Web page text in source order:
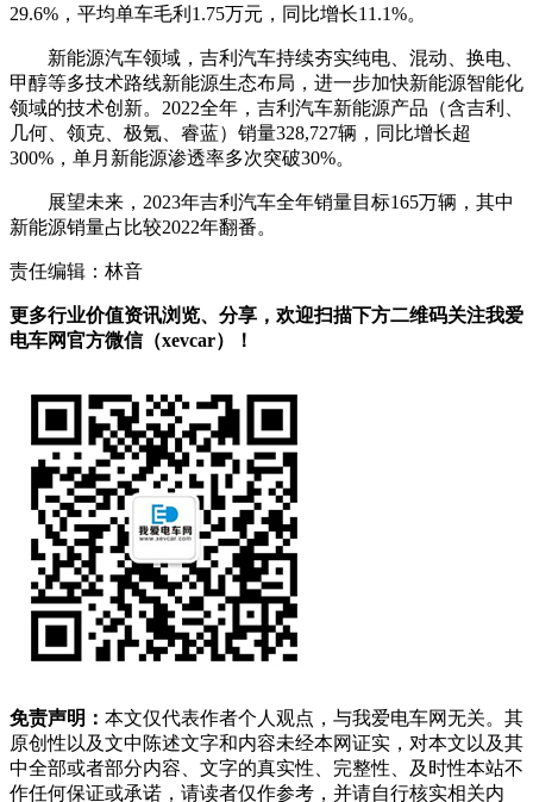
29.6%，平均单车毛利1.75万元，同比增长11.1%。
新能源汽车领域，吉利汽车持续夯实纯电、混动、换电、
甲醇等多技术路线新能源生态布局，进一步加快新能源智能化
领域的技术创新。2022全年，吉利汽车新能源产品（含吉利、
几何、领克、极氪、睿蓝）销量328,727辆，同比增长超
300%，单月新能源渗透率多次突破30%。
展望未来，2023年吉利汽车全年销量目标165万辆，其中
新能源销量占比较2022年翻番。
责任编辑：林音
更多行业价值资讯浏览、分享，欢迎扫描下方二维码关注我爱
电车网官方微信（xevcar）！
免责声明： 本文仅代表作者个人观点，与我爱电车网无关。其
原创性以及文中陈述文字和内容未经本网证实，对本文以及其
中全部或者部分内容、文字的真实性、完整性、及时性本站不
作任何保证或承诺，请读者仅作参考，并请自行核实相关内